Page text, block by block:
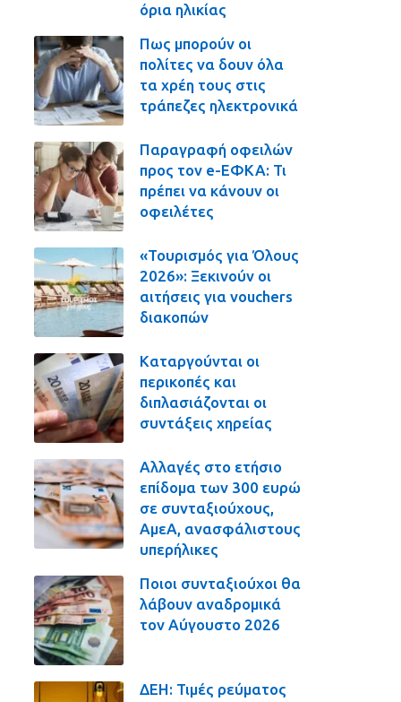
όρια ηλικίας
Πως μπορούν οι
πολίτες να δουν όλα
τα χρέη τους στις
τράπεζες ηλεκτρονικά
Παραγραφή οφειλών
προς τον e-ΕΦΚΑ: Τι
πρέπει να κάνουν οι
οφειλέτες
«Τουρισμός για Όλους
2026»: Ξεκινούν οι
αιτήσεις για vouchers
διακοπών
Καταργούνται οι
περικοπές και
διπλασιάζονται οι
συντάξεις χηρείας
Αλλαγές στο ετήσιο
επίδομα των 300 ευρώ
σε συνταξιούχους,
ΑμεΑ, ανασφάλιστους
υπερήλικες
Ποιοι συνταξιούχοι θα
λάβουν αναδρομικά
τον Αύγουστο 2026
ΔΕΗ: Τιμές ρεύματος